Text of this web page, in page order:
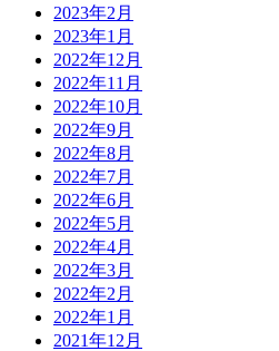
2023年2月
2023年1月
2022年12月
2022年11月
2022年10月
2022年9月
2022年8月
2022年7月
2022年6月
2022年5月
2022年4月
2022年3月
2022年2月
2022年1月
2021年12月